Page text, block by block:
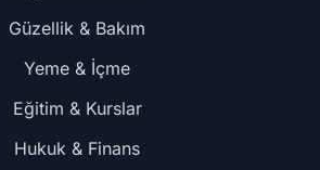
Güzellik & Bakım
Yeme & İçme
Eğitim & Kurslar
Hukuk & Finans